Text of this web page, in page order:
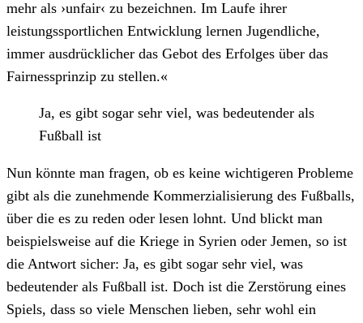
mehr als ›unfair‹ zu bezeichnen. Im Laufe ihrer
leistungssportlichen Entwicklung lernen Jugendliche,
immer ausdrücklicher das Gebot des Erfolges über das
Fairnessprinzip zu stellen.«
Ja, es gibt sogar sehr viel, was bedeutender als
Fußball ist
Nun könnte man fragen, ob es keine wichtigeren Probleme
gibt als die zunehmende Kommerzialisierung des Fußballs,
über die es zu reden oder lesen lohnt. Und blickt man
beispielsweise auf die Kriege in Syrien oder Jemen, so ist
die Antwort sicher: Ja, es gibt sogar sehr viel, was
bedeutender als Fußball ist. Doch ist die Zerstörung eines
Spiels, dass so viele Menschen lieben, sehr wohl ein